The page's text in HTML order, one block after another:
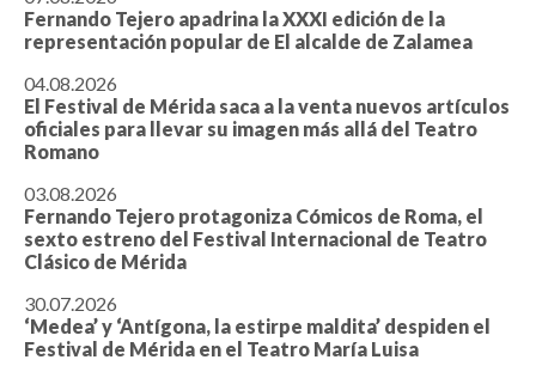
Fernando Tejero apadrina la XXXI edición de la
representación popular de El alcalde de Zalamea
04.08.2026
El Festival de Mérida saca a la venta nuevos artículos
oficiales para llevar su imagen más allá del Teatro
Romano
03.08.2026
Fernando Tejero protagoniza Cómicos de Roma, el
sexto estreno del Festival Internacional de Teatro
Clásico de Mérida
30.07.2026
‘Medea’ y ‘Antígona, la estirpe maldita’ despiden el
Festival de Mérida en el Teatro María Luisa